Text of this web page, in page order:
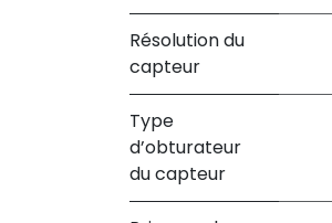
Résolution du
capteur
Type
d’obturateur
du capteur